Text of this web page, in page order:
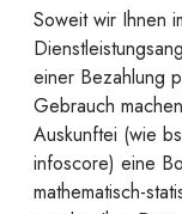
Soweit wir Ihnen
einer Bezahlung
Gebrauch
Auskunftei (wie
infoscore) eine
mathematisch-